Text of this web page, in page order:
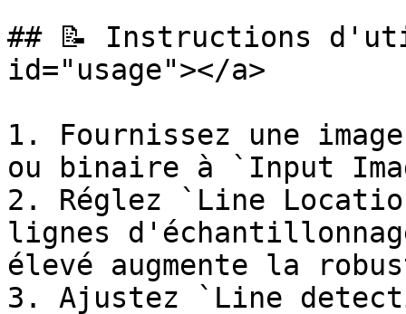
## 📝 Instructions
id="usage"></a>
1. Fournissez une
ou binaire à `Input
2. Réglez `Line
lignes
élevé augmente la
3. Ajustez `Line